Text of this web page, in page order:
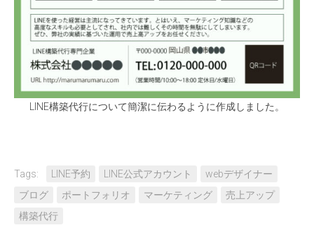
LINE構築代行について簡潔に伝わるように作成しました。
Tags: LINE予約 LINE公式アカウント
webデザイナー
ブログ
ポートフォリオ マーケティング
売上アップ
構築代行